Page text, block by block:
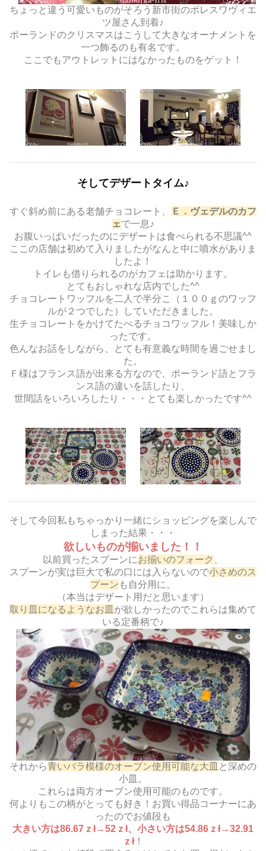
ちょっと違う可愛いものがそろう新市街のボレスワヴィエ
ツ屋さん到着♪
ポーランドのクリスマスはこうして大きなオーナメントを
一つ飾るのも有名です。
ここでもアウトレットにはなかったものをゲット！
そしてデザートタイム♪
すぐ斜め前にある老舗チョコレート、
Ｅ．ヴェデルのカフ
ェで一息♪
お腹いっぱいだったのにデザートは食べられる不思議^^
ここの店舗は初めて入りましたがなんと中に噴水がありま
したよ！
トイレも借りられるのがカフェは助かります。
とてもおしゃれな店内でした^^
チョコレートワッフルを二人で半分こ（１００ｇのワッフ
ルが２つでした）していただきました。
生チョコレートをかけてたべるチョコワッフル！美味しか
ったです。
色んなお話をしながら、とても有意義な時間を過ごせまし
た。
Ｆ様はフランス語が出来る方なので、ポーランド語とフラ
ンス語の違いを話したり、
世間話をいろいろしたり・・・とても楽しかったです^^
そして今回私もちゃっかり一緒にショッピングを楽しんで
しまった結果・・・
欲しいものが揃いました！！
以前買ったスプーンにお揃いのフォーク
スプーンが実は巨大で私の口には入らないので小さめのス
プーン も自分用に。
（本当はデザート用だと思います）
取り皿になるようなお皿 が欲しかったのでこれらは集めて
いる定番柄で♪
それから青いバラ模様のオーブン使用可能な大皿 と深めの
小皿。
これらは両方オーブン使用可能のものです。
何よりもこの柄がとっても好き！お買い得品コーナーにあ
ったのでお値段も
大きい方は86.67ｚł→52ｚł、小さい方は54.86ｚł→32.91
ｚł！